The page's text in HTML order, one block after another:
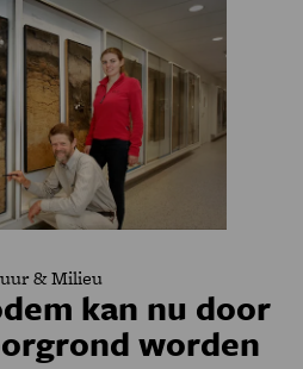
& Milieu
kan nu door
worden